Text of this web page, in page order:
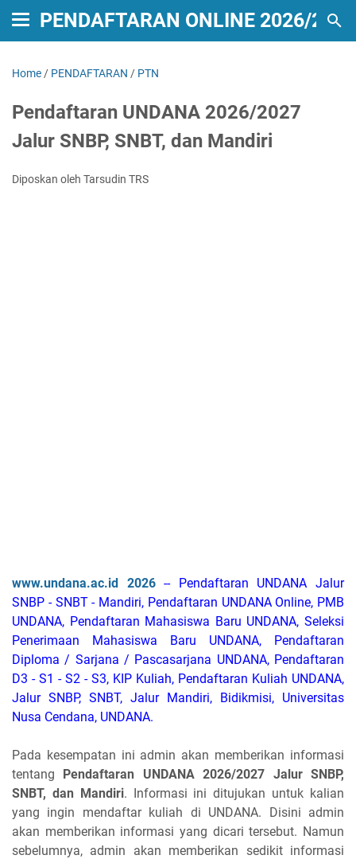
PENDAFTARAN ONLINE 2026/2027
Home / PENDAFTARAN / PTN
Pendaftaran UNDANA 2026/2027
Jalur SNBP, SNBT, dan Mandiri
Diposkan oleh Tarsudin TRS
www.undana.ac.id 2026-- Pendaftaran UNDANA Jalur
SNBP - SNBT - Mandiri, Pendaftaran UNDANA Online, PMB
UNDANA, Pendaftaran Mahasiswa Baru UNDANA, Seleksi
Penerimaan Mahasiswa Baru UNDANA, Pendaftaran
Diploma / Sarjana / Pascasarjana UNDANA, Pendaftaran
D3 - S1 - S2 - S3, KIP Kuliah, Pendaftaran Kuliah UNDANA,
Jalur SNBP, SNBT, Jalur Mandiri, Bidikmisi, Universitas
Nusa Cendana, UNDANA.
Pada kesempatan ini admin akan memberikan informasi
tentang Pendaftaran UNDANA 2026/2027 Jalur SNBP,
SNBT, dan Mandiri. Informasi ini ditujukan untuk kalian
yang ingin mendaftar kuliah di UNDANA. Disini admin
akan memberikan informasi yang dicari tersebut. Namun
sebelumnya, admin akan memberikan sedikit informasi